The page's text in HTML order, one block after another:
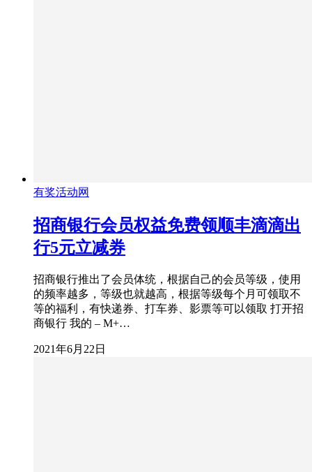
有奖活动网
招商银行会员权益免费领顺丰滴滴出
行5元立减券
招商银行推出了会员体统，根据自己的会员等级，使用
的频率越多，等级也就越高，根据等级每个月可领取不
等的福利，有快递券、打车券、影票等可以领取 打开招
商银行 我的 – M+…
2021年6月22日